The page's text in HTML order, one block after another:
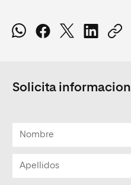
Solicita informacion